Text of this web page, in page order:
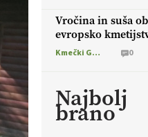
Vročina in suša
evropsko
Kmečki Glas 0
Najbolj
brano